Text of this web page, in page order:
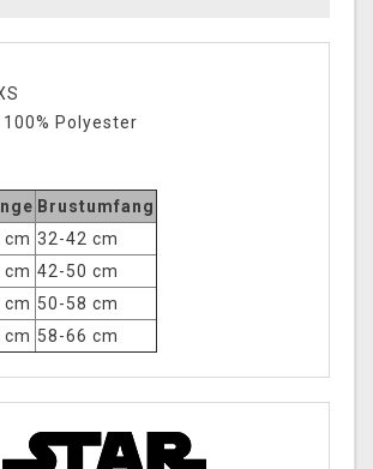
100% Polyester
Brustumfang
cm 32-42 cm
cm 42-50 cm
cm 50-58 cm
cm 58-66 cm